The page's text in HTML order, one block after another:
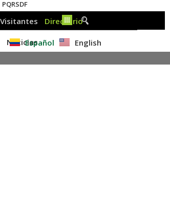
Español English